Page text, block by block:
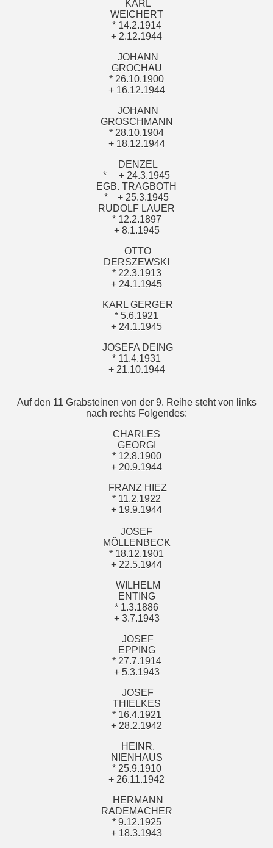
KARL
WEICHERT
* 14.2.1914
+ 2.12.1944
JOHANN
GROCHAU
* 26.10.1900
+ 16.12.1944
JOHANN
GROSCHMANN
* 28.10.1904
+ 18.12.1944
DENZEL
*
+ 24.3.1945
EGB. TRAGBOTH
*
+ 25.3.1945
RUDOLF LAUER
* 12.2.1897
+ 8.1.1945
OTTO
DERSZEWSKI
* 22.3.1913
+ 24.1.1945
KARL GERGER
* 5.6.1921
+ 24.1.1945
JOSEFA DEING
* 11.4.1931
+ 21.10.1944
Auf den 11 Grabsteinen von der 9. Reihe steht von links
nach rechts Folgendes:
CHARLES
GEORGI
* 12.8.1900
+ 20.9.1944
FRANZ HIEZ
* 11.2.1922
+ 19.9.1944
JOSEF
MÖLLENBECK
* 18.12.1901
+ 22.5.1944
WILHELM
ENTING
* 1.3.1886
+ 3.7.1943
JOSEF
EPPING
* 27.7.1914
+ 5.3.1943
JOSEF
THIELKES
* 16.4.1921
+ 28.2.1942
HEINR.
NIENHAUS
* 25.9.1910
+ 26.11.1942
HERMANN
RADEMACHER
* 9.12.1925
+ 18.3.1943